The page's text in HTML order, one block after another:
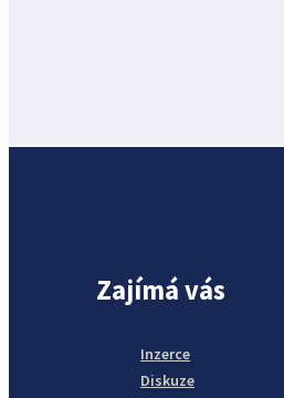
Zajímá vás
Inzerce
Diskuze